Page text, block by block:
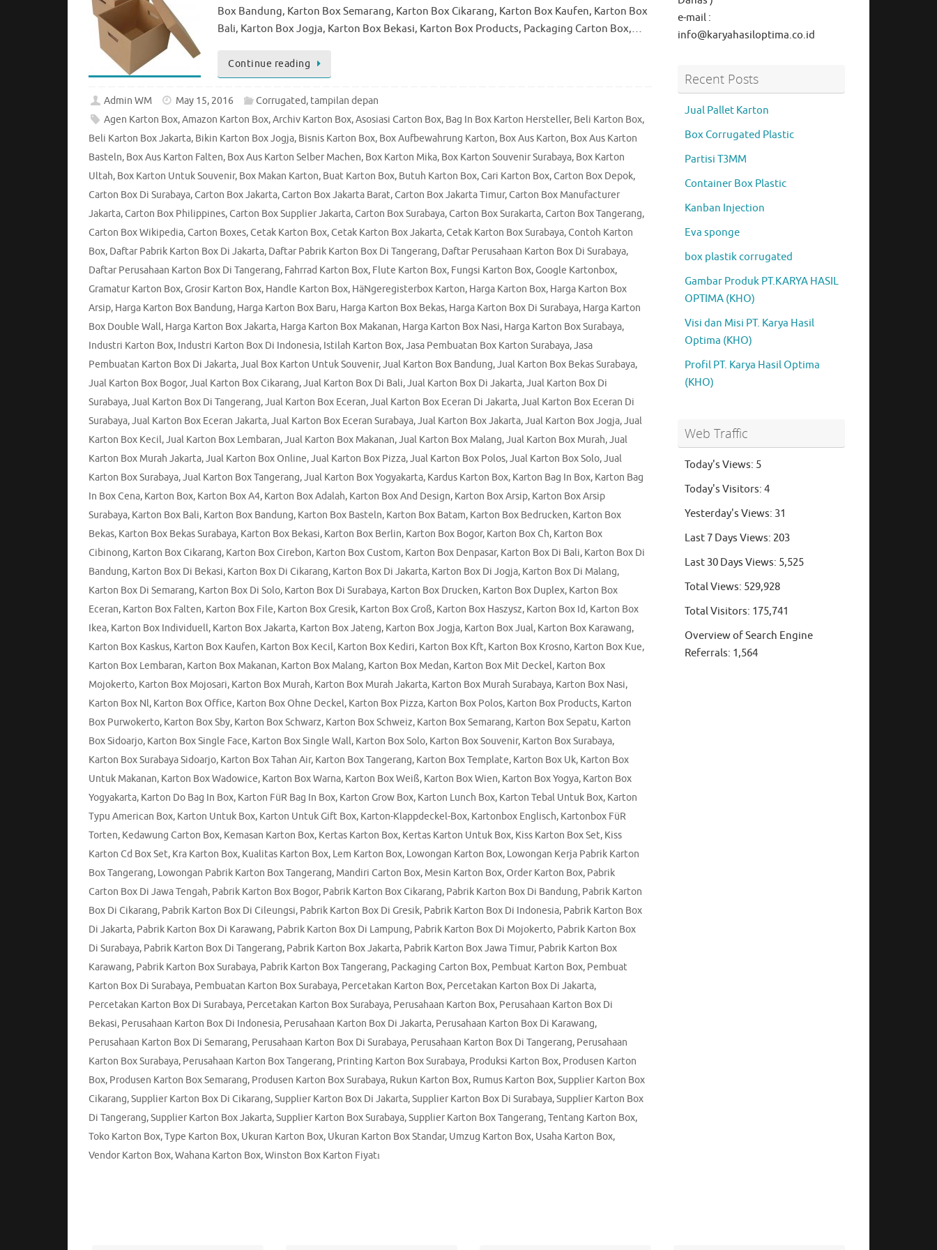
Box Bandung, Karton Box Semarang, Karton Box Cikarang, Karton Box Kaufen, Karton Box
Bali, Karton Box Jogja, Karton Box Bekasi, Karton Box Products, Packaging Carton Box,…
Continue reading
Admin WM May 15, 2016 Corrugated, tampilan depan
Agen Karton Box,Amazon Karton Box,Archiv Karton Box,Asosiasi Carton Box, Bag In Box Karton Hersteller, Beli Karton Box,
Beli Karton Box Jakarta, Bikin Karton Box Jogja, Bisnis Karton Box, Box Aufbewahrung Karton, Box Aus Karton, Box Aus Karton
Basteln, Box Aus Karton Falten, Box Aus Karton Selber Machen, Box Karton Mika, Box Karton Souvenir Surabaya, Box Karton
Ultah, Box Karton Untuk Souvenir, Box Makan Karton, Buat Karton Box, Butuh Karton Box,Cari Karton Box,Carton Box Depok,
Carton Box Di Surabaya,Carton Box Jakarta,Carton Box Jakarta Barat,Carton Box Jakarta Timur,Carton Box Manufacturer
Jakarta,Carton Box Philippines,Carton Box Supplier Jakarta,Carton Box Surabaya,Carton Box Surakarta,Carton Box Tangerang,
Carton Box Wikipedia,Carton Boxes,Cetak Karton Box,Cetak Karton Box Jakarta,Cetak Karton Box Surabaya,Contoh Karton
Box, Daftar Pabrik Karton Box Di Jakarta, Daftar Pabrik Karton Box Di Tangerang, Daftar Perusahaan Karton Box Di Surabaya,
Daftar Perusahaan Karton Box Di Tangerang, Fahrrad Karton Box, Flute Karton Box, Fungsi Karton Box,Google Kartonbox,
Gramatur Karton Box,Grosir Karton Box, Handle Karton Box, HäNgeregisterbox Karton, Harga Karton Box, Harga Karton Box
Arsip, Harga Karton Box Bandung, Harga Karton Box Baru, Harga Karton Box Bekas, Harga Karton Box Di Surabaya, Harga Karton
Box Double Wall, Harga Karton Box Jakarta, Harga Karton Box Makanan, Harga Karton Box Nasi, Harga Karton Box Surabaya,
Industri Karton Box, Industri Karton Box Di Indonesia, Istilah Karton Box,Jasa Pembuatan Box Karton Surabaya,Jasa
Pembuatan Karton Box Di Jakarta,Jual Box Karton Untuk Souvenir,Jual Karton Box Bandung,Jual Karton Box Bekas Surabaya,
Jual Karton Box Bogor,Jual Karton Box Cikarang,Jual Karton Box Di Bali,Jual Karton Box Di Jakarta,Jual Karton Box Di
Surabaya,Jual Karton Box Di Tangerang,Jual Karton Box Eceran,Jual Karton Box Eceran Di Jakarta,Jual Karton Box Eceran Di
Surabaya,Jual Karton Box Eceran Jakarta,Jual Karton Box Eceran Surabaya,Jual Karton Box Jakarta,Jual Karton Box Jogja,Jual
Karton Box Kecil,Jual Karton Box Lembaran,Jual Karton Box Makanan,Jual Karton Box Malang,Jual Karton Box Murah,Jual
Karton Box Murah Jakarta,Jual Karton Box Online,Jual Karton Box Pizza,Jual Karton Box Polos,Jual Karton Box Solo,Jual
Karton Box Surabaya,Jual Karton Box Tangerang,Jual Karton Box Yogyakarta, Kardus Karton Box, Karton Bag In Box, Karton Bag
In Box Cena, Karton Box, Karton Box A4, Karton Box Adalah, Karton Box And Design, Karton Box Arsip, Karton Box Arsip
Surabaya, Karton Box Bali, Karton Box Bandung, Karton Box Basteln, Karton Box Batam, Karton Box Bedrucken, Karton Box
Bekas, Karton Box Bekas Surabaya, Karton Box Bekasi, Karton Box Berlin, Karton Box Bogor, Karton Box Ch, Karton Box
Cibinong, Karton Box Cikarang, Karton Box Cirebon, Karton Box Custom, Karton Box Denpasar, Karton Box Di Bali, Karton Box Di
Bandung, Karton Box Di Bekasi, Karton Box Di Cikarang, Karton Box Di Jakarta, Karton Box Di Jogja, Karton Box Di Malang,
Karton Box Di Semarang, Karton Box Di Solo, Karton Box Di Surabaya, Karton Box Drucken, Karton Box Duplex, Karton Box
Eceran, Karton Box Falten, Karton Box File, Karton Box Gresik, Karton Box Groß, Karton Box Haszysz, Karton Box Id, Karton Box
Ikea, Karton Box Individuell, Karton Box Jakarta, Karton Box Jateng, Karton Box Jogja, Karton Box Jual, Karton Box Karawang,
Karton Box Kaskus, Karton Box Kaufen, Karton Box Kecil, Karton Box Kediri, Karton Box Kft, Karton Box Krosno, Karton Box Kue,
Karton Box Lembaran, Karton Box Makanan, Karton Box Malang, Karton Box Medan, Karton Box Mit Deckel, Karton Box
Mojokerto, Karton Box Mojosari, Karton Box Murah, Karton Box Murah Jakarta, Karton Box Murah Surabaya, Karton Box Nasi,
Karton Box Nl, Karton Box Office, Karton Box Ohne Deckel, Karton Box Pizza, Karton Box Polos, Karton Box Products, Karton
Box Purwokerto, Karton Box Sby, Karton Box Schwarz, Karton Box Schweiz, Karton Box Semarang, Karton Box Sepatu, Karton
Box Sidoarjo, Karton Box Single Face, Karton Box Single Wall, Karton Box Solo, Karton Box Souvenir, Karton Box Surabaya,
Karton Box Surabaya Sidoarjo, Karton Box Tahan Air, Karton Box Tangerang, Karton Box Template, Karton Box Uk, Karton Box
Untuk Makanan, Karton Box Wadowice, Karton Box Warna, Karton Box Weiß, Karton Box Wien, Karton Box Yogya, Karton Box
Yogyakarta, Karton Do Bag In Box, Karton FüR Bag In Box, Karton Grow Box, Karton Lunch Box, Karton Tebal Untuk Box, Karton
Typu American Box, Karton Untuk Box, Karton Untuk Gift Box, Karton-Klappdeckel-Box, Kartonbox Englisch, Kartonbox FüR
Torten, Kedawung Carton Box, Kemasan Karton Box, Kertas Karton Box, Kertas Karton Untuk Box, Kiss Karton Box Set, Kiss
Karton Cd Box Set, Kra Karton Box, Kualitas Karton Box, Lem Karton Box, Lowongan Karton Box, Lowongan Kerja Pabrik Karton
Box Tangerang, Lowongan Pabrik Karton Box Tangerang, Mandiri Carton Box, Mesin Karton Box,Order Karton Box, Pabrik
Carton Box Di Jawa Tengah, Pabrik Karton Box Bogor, Pabrik Karton Box Cikarang, Pabrik Karton Box Di Bandung, Pabrik Karton
Box Di Cikarang, Pabrik Karton Box Di Cileungsi, Pabrik Karton Box Di Gresik, Pabrik Karton Box Di Indonesia, Pabrik Karton Box
Di Jakarta, Pabrik Karton Box Di Karawang, Pabrik Karton Box Di Lampung, Pabrik Karton Box Di Mojokerto, Pabrik Karton Box
Di Surabaya, Pabrik Karton Box Di Tangerang, Pabrik Karton Box Jakarta, Pabrik Karton Box Jawa Timur, Pabrik Karton Box
Karawang, Pabrik Karton Box Surabaya, Pabrik Karton Box Tangerang, Packaging Carton Box, Pembuat Karton Box, Pembuat
Karton Box Di Surabaya, Pembuatan Karton Box Surabaya, Percetakan Karton Box, Percetakan Karton Box Di Jakarta,
Percetakan Karton Box Di Surabaya, Percetakan Karton Box Surabaya, Perusahaan Karton Box, Perusahaan Karton Box Di
Bekasi, Perusahaan Karton Box Di Indonesia, Perusahaan Karton Box Di Jakarta, Perusahaan Karton Box Di Karawang,
Perusahaan Karton Box Di Semarang, Perusahaan Karton Box Di Surabaya, Perusahaan Karton Box Di Tangerang, Perusahaan
Karton Box Surabaya, Perusahaan Karton Box Tangerang, Printing Karton Box Surabaya, Produksi Karton Box, Produsen Karton
Box, Produsen Karton Box Semarang, Produsen Karton Box Surabaya, Rukun Karton Box, Rumus Karton Box,Supplier Karton Box
Cikarang,Supplier Karton Box Di Cikarang,Supplier Karton Box Di Jakarta,Supplier Karton Box Di Surabaya,Supplier Karton Box
Di Tangerang,Supplier Karton Box Jakarta,Supplier Karton Box Surabaya,Supplier Karton Box Tangerang,Tentang Karton Box,
Toko Karton Box,Type Karton Box, Ukuran Karton Box, Ukuran Karton Box Standar, Umzug Karton Box, Usaha Karton Box,
Vendor Karton Box,Wahana Karton Box,Winston Box Karton Fiyatı
e-mail :
info@karyahasiloptima.co.id
Recent Posts
Jual Pallet Karton
Box Corrugated Plastic
Partisi T3MM
Container Box Plastic
Kanban Injection
Eva sponge
box plastik corrugated
Gambar Produk PT.KARYA HASIL
OPTIMA (KHO)
Visi dan Misi PT. Karya Hasil
Optima (KHO)
Profil PT. Karya Hasil Optima
(KHO)
Web Traffic
Today's Views: 5
Today's Visitors: 4
Yesterday's Views: 31
Last 7 Days Views: 203
Last 30 Days Views: 5,525
Total Views: 529,928
Total Visitors: 175,741
Overview of Search Engine
Referrals: 1,564